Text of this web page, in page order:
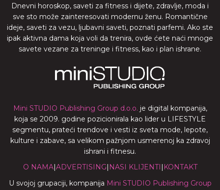
Dnevni horoskop, saveti za fitness i dijete, zdravlje, moda i
sve sto može zainteresovati modernu ženu. Romantične
ideje, saveti za vezu, ljubavni saveti, poznati parfemi. Ako ste
ipak aktivna dama koja voli da trenira, ovde ćete naći mnoge
savete vezane za treninge i fitness, kao i plan ishrane.
Mini STUDIO Publishing Group d.o.o. je digital kompanija,
koja se 2009. godine pozicionirala kao lider u LIFESTYLE
segmentu, prateći trendove i vesti iz sveta mode, lepote,
kulture i zabave, sa velikom pažnjom usmerenoj ka zdravoj
ishrani i fitnesu.
O NAMA| ADVERTISING NASI KLIJENTI
KONTAKT
U svojoj grupaciji, kompanija Mini STUDIO Publishing Group